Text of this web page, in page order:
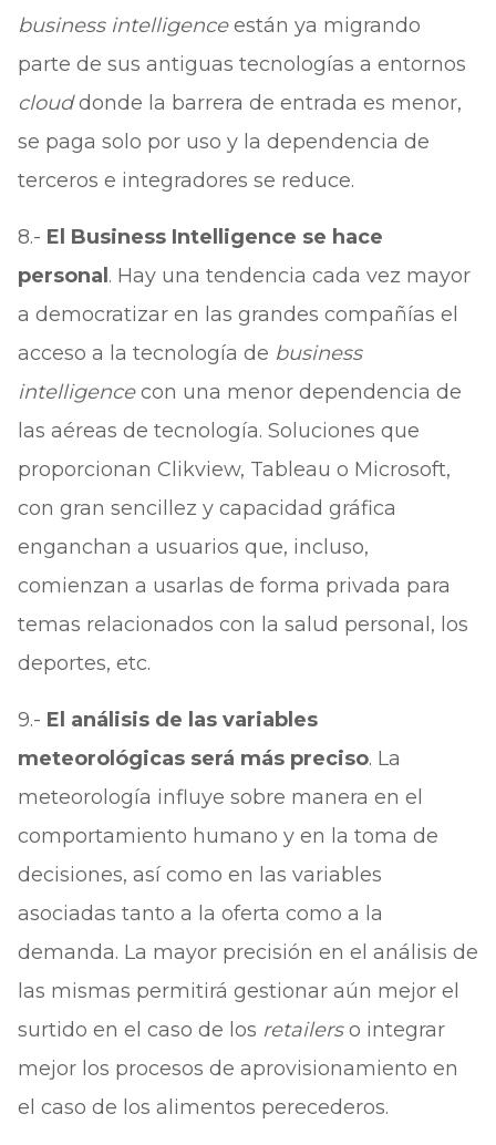
business intelligenceestán ya migrando
parte de sus antiguas tecnologías a entornos
clouddonde la barrera de entrada es menor,
se paga solo por uso y la dependencia de
terceros e integradores se reduce.
8.- El Business Intelligence se hace
personal. Hay una tendencia cada vez mayor
a democratizar en las grandes compañías el
acceso a la tecnología de business
intelligencecon una menor dependencia de
las aéreas de tecnología. Soluciones que
proporcionan Clikview, Tableau o Microsoft,
con gran sencillez y capacidad gráfica
enganchan a usuarios que, incluso,
comienzan a usarlas de forma privada para
temas relacionados con la salud personal, los
deportes, etc.
9.- El análisis de las variables
meteorológicas será más preciso. La
meteorología influye sobre manera en el
comportamiento humano y en la toma de
decisiones, así como en las variables
asociadas tanto a la oferta como a la
demanda. La mayor precisión en el análisis de
las mismas permitirá gestionar aún mejor el
surtido en el caso de los retailerso integrar
mejor los procesos de aprovisionamiento en
el caso de los alimentos perecederos.